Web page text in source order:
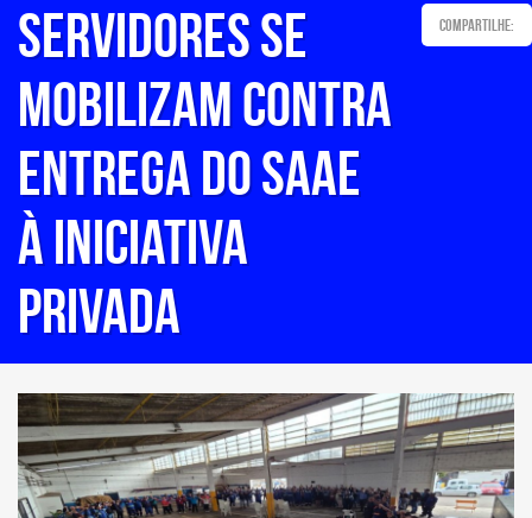
Servidores se
mobilizam contra
entrega do SAAE
à iniciativa
privada
Compartilhe: